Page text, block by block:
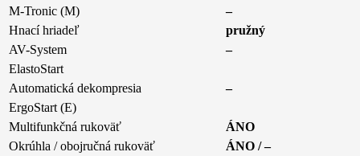
M-Tronic (M)
–
Hnací hriadeľ
pružný
AV-System
–
ElastoStart
Automatická dekompresia
­–
ErgoStart (E)
Multifunkčná rukoväť
ÁNO
Okrúhla / obojručná rukoväť
ÁNO / –